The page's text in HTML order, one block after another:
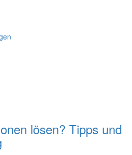
lösen? Tipps und